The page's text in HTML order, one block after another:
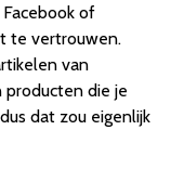
of
te vertrouwen.
van
producten die je
dat zou eigenlijk